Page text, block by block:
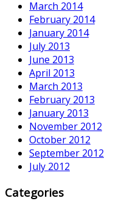
March 2014
February 2014
January 2014
July 2013
June 2013
April 2013
March 2013
February 2013
January 2013
November 2012
October 2012
September 2012
July 2012
Categories